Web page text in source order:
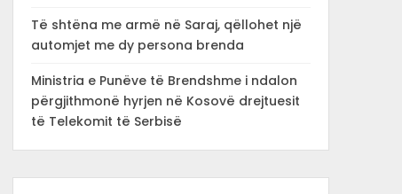
Të shtëna me armë në Saraj, qëllohet një
automjet me dy persona brenda
Ministria e Punëve të Brendshme i ndalon
përgjithmonë hyrjen në Kosovë drejtuesit
të Telekomit të Serbisë